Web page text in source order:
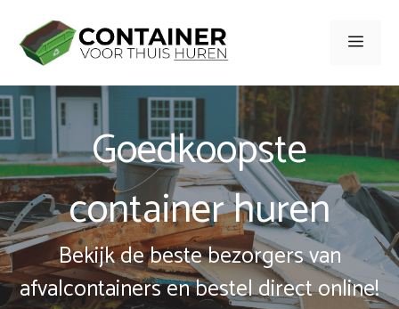
naar
inhoud
Menu
Goedkoopste
container huren
Bekijk de beste bezorgers van
afvalcontainers en bestel direct online!